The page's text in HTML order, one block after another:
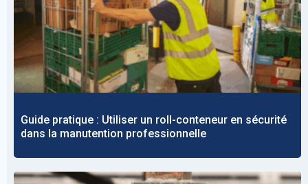
Guide pratique : Utiliser un roll-conteneur en sécurité
dans la manutention professionnelle